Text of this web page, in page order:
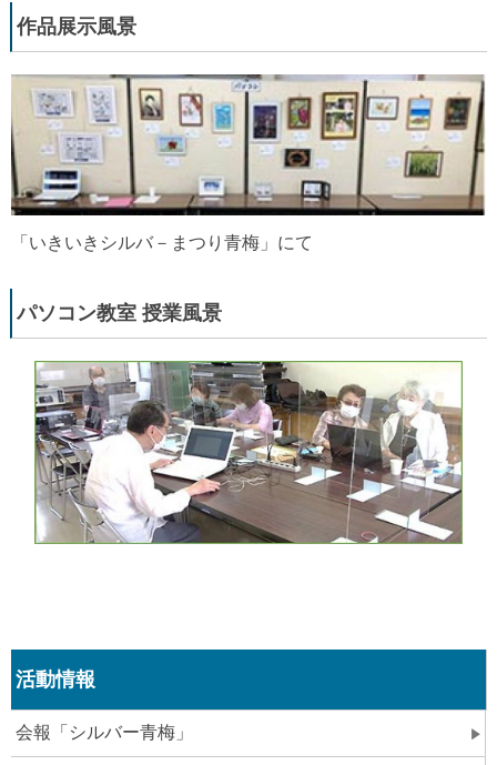
作品展示風景
「いきいきシルバ－まつり青梅」にて
パソコン教室 授業風景
活動情報
会報「シルバー青梅」